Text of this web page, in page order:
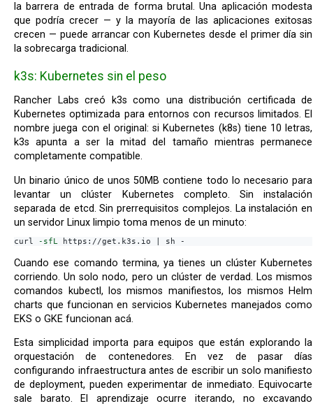
la barrera de entrada de forma brutal. Una aplicación modesta
que podría crecer — y la mayoría de las aplicaciones exitosas
crecen — puede arrancar con Kubernetes desde el primer día sin
la sobrecarga tradicional.
k3s: Kubernetes sin el peso
Rancher Labs creó k3s como una distribución certificada de
Kubernetes optimizada para entornos con recursos limitados. El
nombre juega con el original: si Kubernetes (k8s) tiene 10 letras,
k3s apunta a ser la mitad del tamaño mientras permanece
completamente compatible.
Un binario único de unos 50MB contiene todo lo necesario para
levantar un clúster Kubernetes completo. Sin instalación
separada de etcd. Sin prerrequisitos complejos. La instalación en
un servidor Linux limpio toma menos de un minuto:
curl -sfL
Cuando ese comando termina, ya tienes un clúster Kubernetes
corriendo. Un solo nodo, pero un clúster de verdad. Los mismos
comandos kubectl, los mismos manifiestos, los mismos Helm
charts que funcionan en servicios Kubernetes manejados como
EKS o GKE funcionan acá.
Esta simplicidad importa para equipos que están explorando la
orquestación de contenedores. En vez de pasar días
configurando infraestructura antes de escribir un solo manifiesto
de deployment, pueden experimentar de inmediato. Equivocarte
sale barato. El aprendizaje ocurre iterando, no excavando